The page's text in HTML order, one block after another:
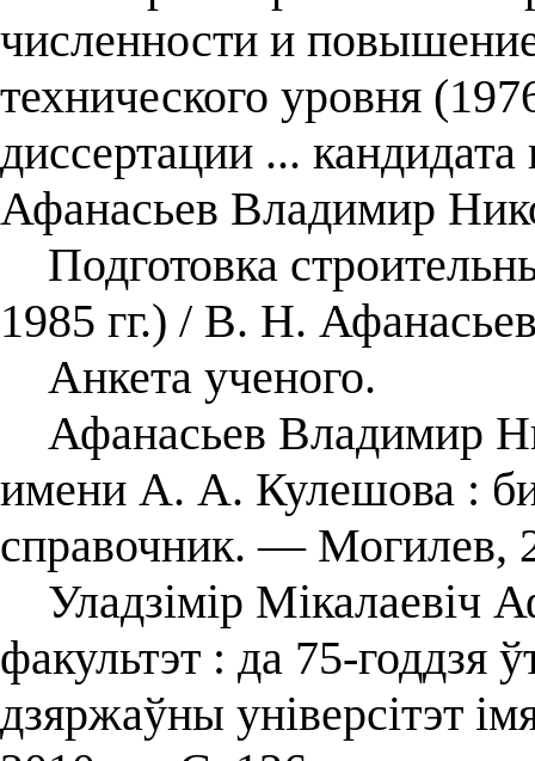
численности и
технического уровня
дисcертации ...
Афанасьев Владимир
Подготовка
1985 гг.) / В. Н.
Анкета ученого.
Афанасьев Владимир
имени А. А. Кулешова :
справочник. —
Уладзімір Мікалаевіч
факультэт : да 75-годдзя
дзяржаўны універсітэт